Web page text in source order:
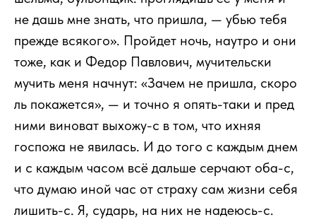
не дашь мне знать, что пришла, — убью тебя
прежде всякого». Пройдет ночь, наутро и они
тоже, как и Федор Павлович, мучительски
мучить меня начнут: «Зачем не пришла, скоро
ль покажется», — и точно я опять-таки и пред
ними виноват выхожу-с в том, что ихняя
госпожа не явилась. И до того с каждым днем
и с каждым часом всё дальше серчают оба-с,
что думаю иной час от страху сам жизни себя
лишить-с. Я, сударь, на них не надеюсь-с.